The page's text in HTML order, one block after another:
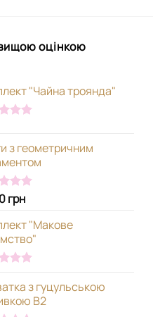
оцінкою
"Чайна троянда"
з геометричним
в
з 5
грн
"Макове
5
з гуцульською
В2